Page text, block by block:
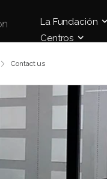
La Fundación
Centros
Contact us